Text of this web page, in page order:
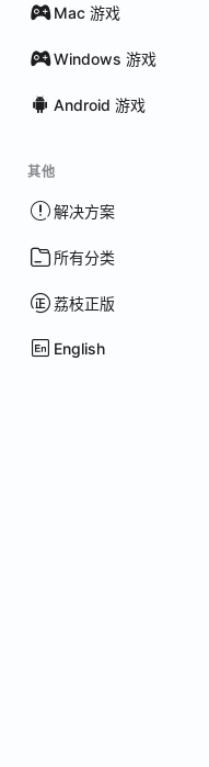
Mac 游戏
Windows 游戏
Android 游戏
其他
解决方案
所有分类
荔枝正版
English